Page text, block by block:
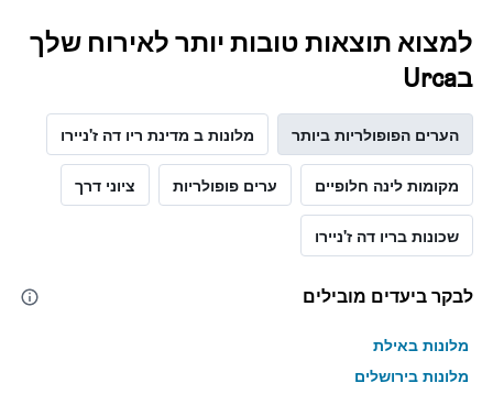
של
למצוא תוצאות טובות יותר לאירוח שלך
בUrca
הערים הפופולריות ביותר מלונות ב מדינת ריו דה ז'ניירו
מקומות לינה חלופיים ערים פופולריות ציוני דרך
שכונות בריו דה ז'ניירו
לבקר ביעדים מובילים
מלונות באילת
מלונות בירושלים